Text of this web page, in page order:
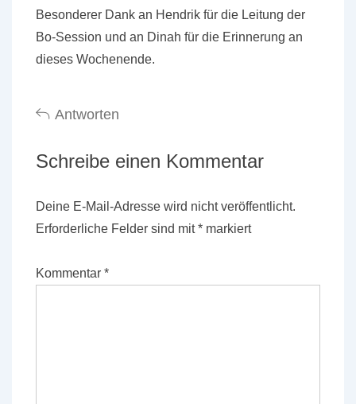
Besonderer Dank an Hendrik für die Leitung der
Bo-Session und an Dinah für die Erinnerung an
dieses Wochenende.
Antworten
Schreibe einen Kommentar
Deine E-Mail-Adresse wird nicht veröffentlicht.
Erforderliche Felder sind mit* markiert
Kommentar *